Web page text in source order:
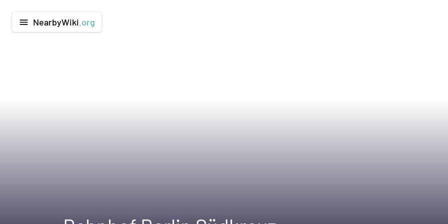
menu NearbyWiki .org